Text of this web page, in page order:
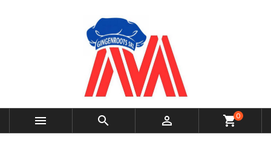
   shopping_cart0